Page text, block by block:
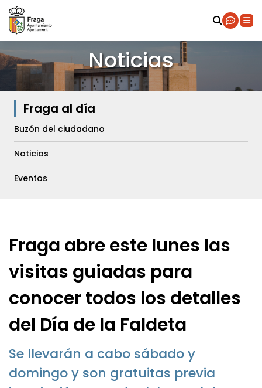
Noticias
Fraga al día
Buzón del ciudadano
Noticias
Eventos
Fraga abre este lunes las
visitas guiadas para
conocer todos los detalles
del Día de la Faldeta
Se llevarán a cabo sábado y
domingo y son gratuitas previa